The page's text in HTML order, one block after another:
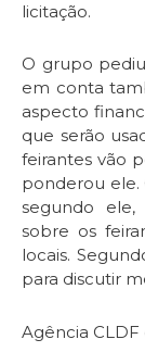
licitação.
O grupo
em conta
aspecto
que serão
feirantes vão
ponderou ele.
segundo
sobre os
locais.
para discutir
Agência